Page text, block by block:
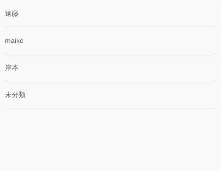
遠藤
maiko
岸本
未分類